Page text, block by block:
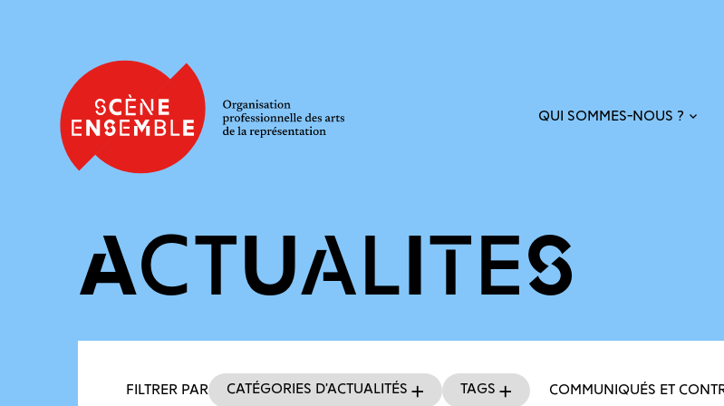
QUI SOMMES-NOUS ?
ACTUALITÉS
Filtres des actualités
FILTRER PAR Catégories d’actualités Tags COMMUNIQUÉS ET